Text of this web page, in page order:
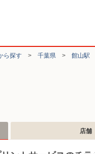
ら探す > 千葉県 > 館山駅
店舗